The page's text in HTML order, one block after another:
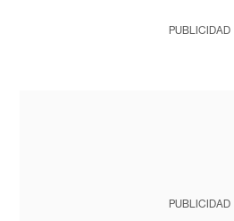
PUBLICIDAD
PUBLICIDAD